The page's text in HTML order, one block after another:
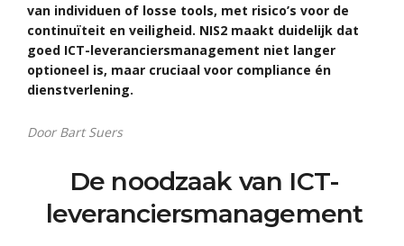
van individuen of losse tools, met risico’s voor de
continuïteit en veiligheid. NIS2 maakt duidelijk dat
goed ICT-leveranciersmanagement niet langer
optioneel is, maar cruciaal voor compliance én
dienstverlening.
Door Bart Suers
De noodzaak van ICT-
leveranciersmanagement